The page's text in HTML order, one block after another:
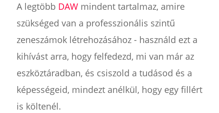
A legtöbb DAWmindent tartalmaz, amire
szükséged van a professzionális szintű
zeneszámok létrehozásához - használd ezt a
kihívást arra, hogy felfedezd, mi van már az
eszköztáradban, és csiszold a tudásod és a
képességeid, mindezt anélkül, hogy egy fillért
is költenél.